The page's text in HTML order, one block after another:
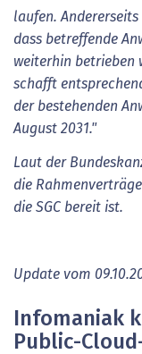
laufen.
dass betreffende
weiterhin betrieben
schafft
der bestehenden
August 2031."
Laut der
die
die SGC bereit ist.
Update vom
Infomaniak
Public-